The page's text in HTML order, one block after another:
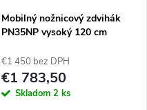
Mobilný nožnicový zdvihák
PN35NP vysoký 120 cm
€1 450 bez DPH
€1 783,50
Skladom 2 ks